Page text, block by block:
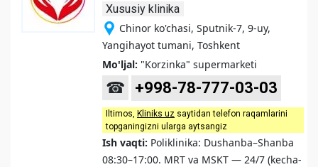
Xususiy klinika
Chinor ko'chasi, Sputnik-7, 9-uy,
Yangihayot tumani, Toshkent
Mo'ljal: "Korzinka" supermarketi
☎ +998-78-777-03-03
Iltimos, Kliniks uz saytidan telefon raqamlarini
topganingizni ularga aytsangiz
Ish vaqti: Poliklinika: Dushanba–Shanba
08:30–17:00. MRT va MSKT — 24/7 (kecha-